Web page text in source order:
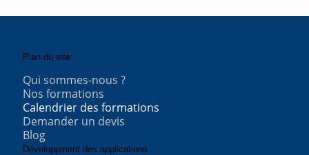
Plan du site
Qui sommes-nous ?
Nos formations
Calendrier des formations
Demander un devis
Blog
Développment des applications